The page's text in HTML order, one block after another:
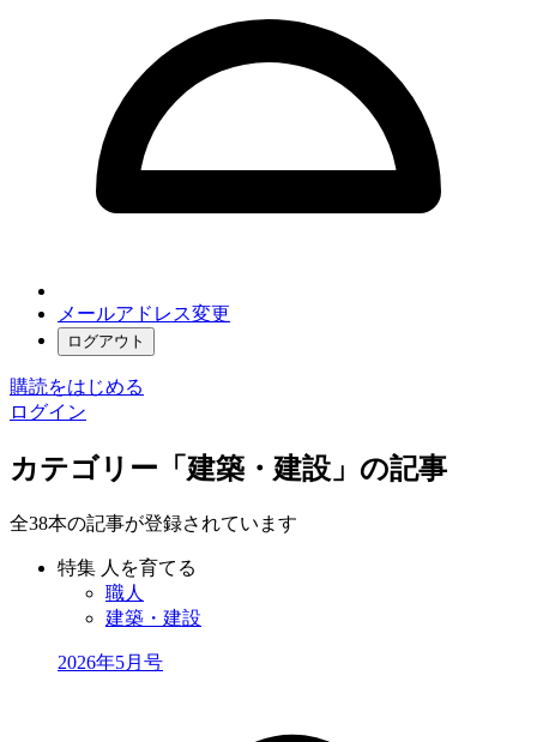
メールアドレス変更
ログアウト
購読をはじめる
ログイン
カテゴリー「建築・建設」の記事
全38本の記事が登録されています
特集 人を育てる
職人
建築・建設
2026年5月号